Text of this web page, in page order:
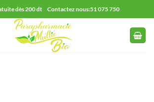
dès 200 dt Contactez nous:51 075 750